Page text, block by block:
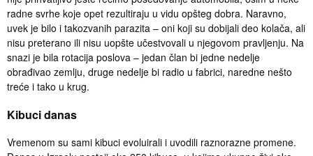
radne svrhe koje opet rezultiraju u vidu opšteg dobra. Naravno,
uvek je bilo i takozvanih parazita – oni koji su dobijali deo kolača, ali
nisu preterano ili nisu uopšte učestvovali u njegovom pravljenju. Na
snazi je bila rotacija poslova – jedan član bi jedne nedelje
obrađivao zemlju, druge nedelje bi radio u fabrici, naredne nešto
treće i tako u krug.
Kibuci danas
Vremenom su sami kibuci evoluirali i uvodili raznorazne promene.